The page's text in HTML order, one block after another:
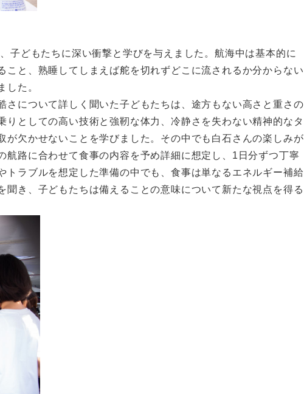
子どもたちに深い衝撃と学びを与えました。航海中は基本的に
と、熟睡してしまえば舵を切れずどこに流されるか分からない
した。
について詳しく聞いた子どもたちは、途方もない高さと重さの
としての高い技術と強靭な体力、冷静さを失わない精神的なタ
欠かせないことを学びました。その中でも白石さんの楽しみが
航路に合わせて食事の内容を予め詳細に想定し、1日分ずつ丁寧
ラブルを想定した準備の中でも、食事は単なるエネルギー補給
き、子どもたちは備えることの意味について新たな視点を得る